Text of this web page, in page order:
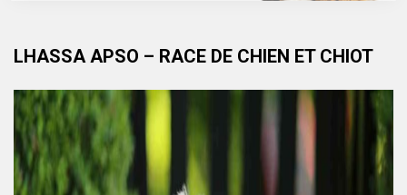
LHASSA APSO – RACE DE CHIEN ET CHIOT